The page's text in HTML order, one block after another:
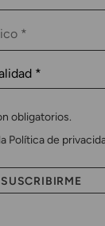
obligatorios.
Política de